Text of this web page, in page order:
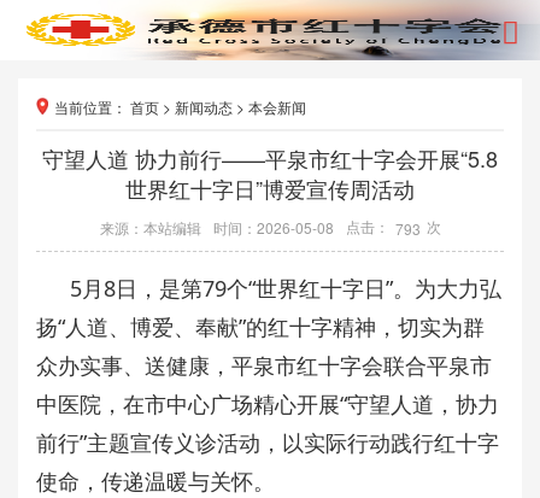
当前位置： 首页 > 新闻动态 > 本会新闻
守望人道 协力前行——平泉市红十字会开展“5.8
世界红十字日”博爱宣传周活动
来源：本站编辑 时间：2026-05-08 点击： 793 次
5月8日，是第79个“世界红十字日”。为大力弘
扬“人道、博爱、奉献”的红十字精神，切实为群
众办实事、送健康，平泉市红十字会联合平泉市
中医院，在市中心广场精心开展“守望人道，协力
前行”主题宣传义诊活动，以实际行动践行红十字
使命，传递温暖与关怀。